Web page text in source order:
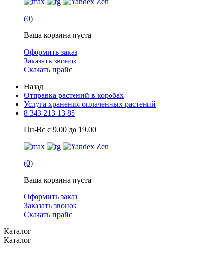
(0)
Ваша корзина пуста
Оформить заказ
Заказать звонок
Скачать прайс
Назад
Отправка растений в коробах
Услуга хранения оплаченных растений
8 343 213 13 85
Пн-Вс с 9.00 до 19.00
(0)
Ваша корзина пуста
Оформить заказ
Заказать звонок
Скачать прайс
Каталог
Каталог